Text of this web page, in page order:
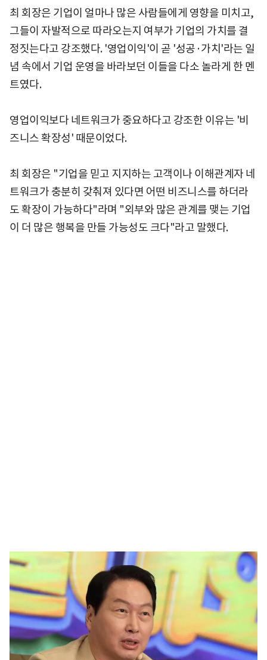
최 회장은 기업이 얼마나 많은 사람들에게 영향을 미치고,
그들이 자발적으로 따라오는지 여부가 기업의 가치를 결
정짓는다고 강조했다. '영업이익'이 곧 '성공·가치'라는 일
념 속에서 기업 운영을 바라보던 이들을 다소 놀라게 한 멘
트였다.
영업이익보다 네트워크가 중요하다고 강조한 이유는 '비
즈니스 확장성' 때문이었다.
최 회장은 "기업을 믿고 지지하는 고객이나 이해관계자 네
트워크가 충분히 갖춰져 있다면 어떤 비즈니스를 하더라
도 확장이 가능하다"라며 "외부와 많은 관계를 맺는 기업
이 더 많은 행복을 만들 가능성도 크다"라고 말했다.